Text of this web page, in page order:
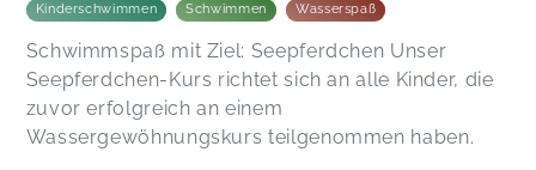
Kathrin,Mar 30
Es macht immer wieder Spaß. So ein tolles Team
Kinderschwimmen Schwimmen Wasserspaß
Schwimmspaß mit Ziel: Seepferdchen Unser
Seepferdchen-Kurs richtet sich an alle Kinder, die
zuvor erfolgreich an einem
Wassergewöhnungskurs teilgenommen haben.